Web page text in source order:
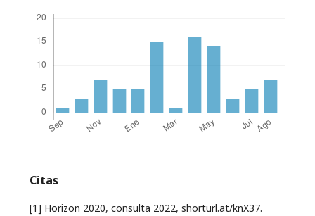
Citas
[1] Horizon 2020, consulta 2022, shorturl.at/knX37.